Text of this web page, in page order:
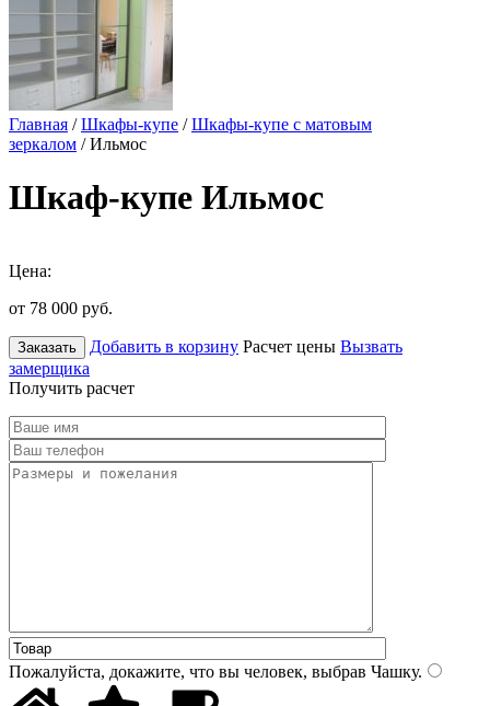
Главная /Шкафы-купе /Шкафы-купе с матовым
зеркалом / Ильмос
Шкаф-купе Ильмос
Цена:
от 78 000 руб.
Заказать Добавить в корзину Расчет цены Вызвать
замерщика
Получить расчет
Пожалуйста, докажите, что вы человек, выбрав Чашку.